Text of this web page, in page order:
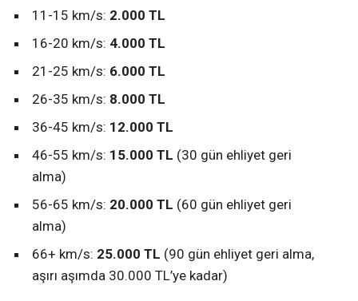
11-15 km/s: 2.000 TL
16-20 km/s: 4.000 TL
21-25 km/s: 6.000 TL
26-35 km/s: 8.000 TL
36-45 km/s: 12.000 TL
46-55 km/s: 15.000 TL (30 gün ehliyet geri
alma)
56-65 km/s: 20.000 TL (60 gün ehliyet geri
alma)
66+ km/s: 25.000 TL (90 gün ehliyet geri alma,
aşırı aşımda 30.000 TL’ye kadar)